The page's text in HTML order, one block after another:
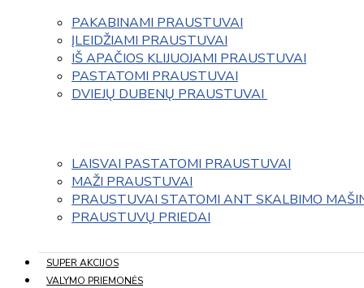
PAKABINAMI PRAUSTUVAI
ĮLEIDŽIAMI PRAUSTUVAI
IŠ APAČIOS KLIJUOJAMI PRAUSTUVAI
PASTATOMI PRAUSTUVAI
DVIEJŲ DUBENŲ PRAUSTUVAI
LAISVAI PASTATOMI PRAUSTUVAI
MAŽI PRAUSTUVAI
PRAUSTUVAI STATOMI ANT SKALBIMO
PRAUSTUVŲ PRIEDAI
SUPER AKCIJOS
VALYMO PRIEMONĖS